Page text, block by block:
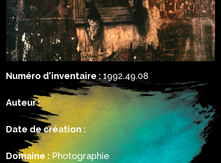
Numéro d'inventaire : 1992.49.08
Auteur :
Date de création :
Domaine : Photographie